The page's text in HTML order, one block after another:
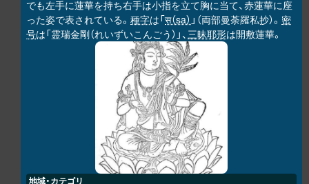
でも左手に蓮華を持ち右手は小指を立て胸に当て、赤蓮華に座
った姿で表されている。 種字は「स（sa） 」（両部曼荼羅私抄）。 密
号は「霊瑞金剛（れいずいこんごう）」、三昧耶形は開敷蓮華。
地域・カテゴリ